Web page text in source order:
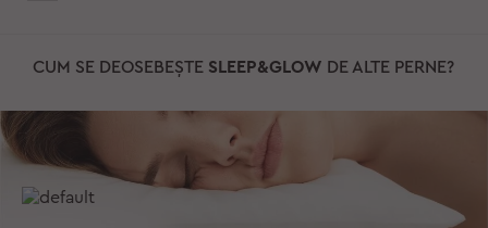
CUM SE DEOSEBEȘTE SLEEP&GLOW DE ALTE PERNE?